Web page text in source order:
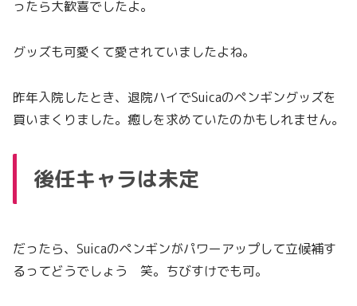
ったら大歓喜でしたよ。
グッズも可愛くて愛されていましたよね。
昨年入院したとき、退院ハイでSuicaのペンギングッズを
買いまくりました。癒しを求めていたのかもしれません。
後任キャラは未定
だったら、Suicaのペンギンがパワーアップして立候補す
るってどうでしょう 笑。ちびすけでも可。